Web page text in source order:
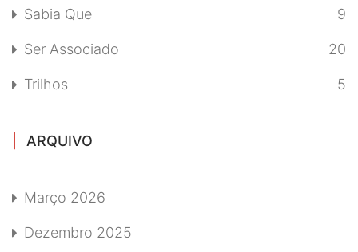
Sabia Que 9
Ser Associado 20
Trilhos 5
ARQUIVO
Março 2026
Dezembro 2025